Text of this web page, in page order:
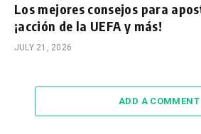
Los mejores consejos para
¡acción de la UEFA y más!
JULY 21, 2026
ADD A COMMENT